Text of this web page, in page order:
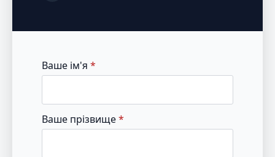
Ваше ім'я *
Ваше прізвище*